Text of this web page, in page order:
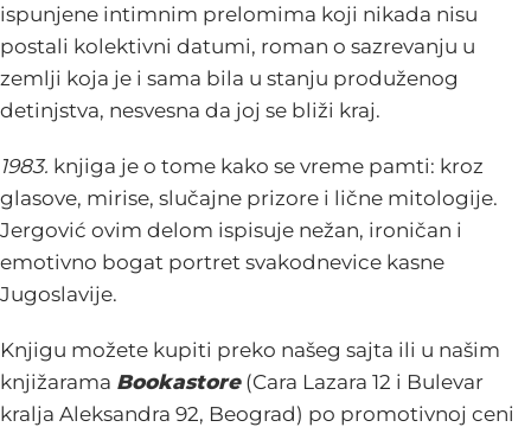
ispunjene intimnim prelomima koji nikada nisu
postali kolektivni datumi, roman o sazrevanju u
zemlji koja je i sama bila u stanju produženog
detinjstva, nesvesna da joj se bliži kraj.
1983. knjiga je o tome kako se vreme pamti: kroz
glasove, mirise, slučajne prizore i lične mitologije.
Jergović ovim delom ispisuje nežan, ironičan i
emotivno bogat portret svakodnevice kasne
Jugoslavije.
Knjigu možete kupiti preko našeg sajta ili u našim
knjižarama Bookastore(Cara Lazara 12 i Bulevar
kralja Aleksandra 92, Beograd) po promotivnoj ceni